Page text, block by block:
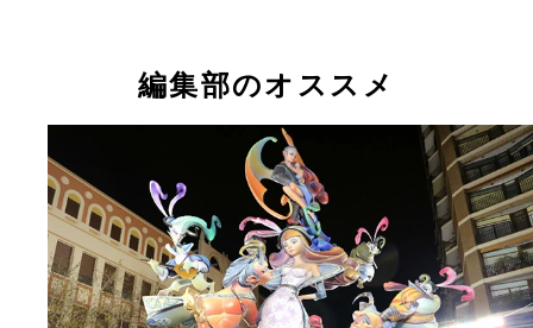
編集部のオススメ